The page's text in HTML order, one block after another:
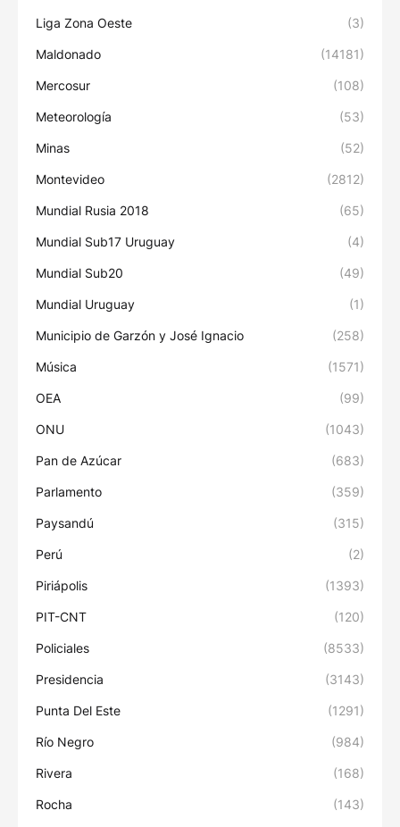
Liga Zona Oeste (3)
Maldonado (14181)
Mercosur (108)
Meteorología (53)
Minas (52)
Montevideo (2812)
Mundial Rusia 2018 (65)
Mundial Sub17 Uruguay (4)
Mundial Sub20 (49)
Mundial Uruguay (1)
Municipio de Garzón y José Ignacio (258)
Música (1571)
OEA (99)
ONU (1043)
Pan de Azúcar (683)
Parlamento (359)
Paysandú (315)
Perú (2)
Piriápolis (1393)
PIT-CNT (120)
Policiales (8533)
Presidencia (3143)
Punta Del Este (1291)
Río Negro (984)
Rivera (168)
Rocha (143)